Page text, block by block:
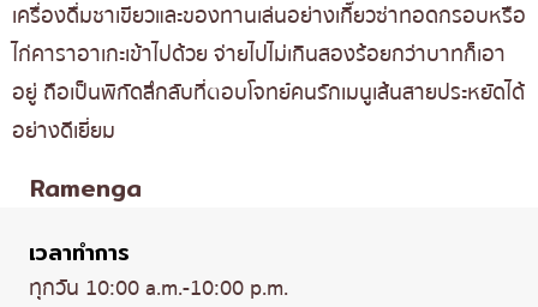
เครื่องดื่มชาเขียวและของทานเล่นอย่างเกี๊ยวซ่าทอดกรอบหรือ
ไก่คาราอาเกะเข้าไปด้วย จ่ายไปไม่เกินสองร้อยกว่าบาทก็เอา
อยู่ ถือเป็นพิกัดลึกลับที่ตอบโจทย์คนรักเมนูเส้นสายประหยัดได้
อย่างดีเยี่ยม
Ramenga
เวลาทำการ
ทุกวัน 10:00 a.m.-10:00 p.m.